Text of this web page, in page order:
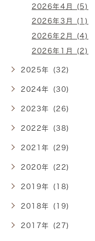
2026年4月 (5)
2026年3月 (1)
2026年2月 (4)
2026年1月 (2)
2025年 (32)
2024年 (30)
2023年 (26)
2022年 (38)
2021年 (29)
2020年 (22)
2019年 (18)
2018年 (19)
2017年 (27)